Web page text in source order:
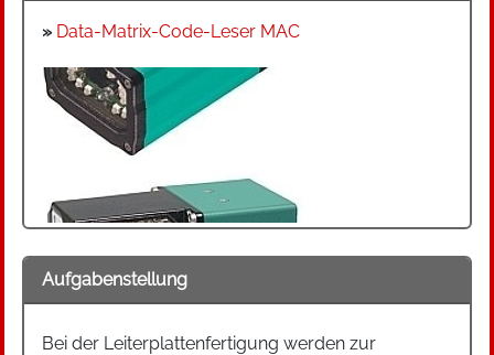
» Data-Matrix-Code-Leser MAC
Aufgabenstellung
Bei der Leiterplattenfertigung werden zur